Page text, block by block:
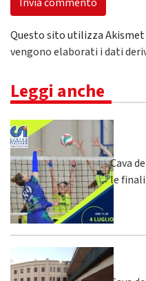
Questo sito utilizza
vengono elaborati i dati
Leggi anche
Cava
le finali